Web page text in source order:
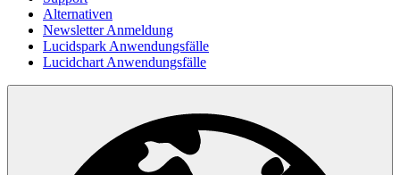
Alternativen
Newsletter Anmeldung
Lucidspark Anwendungsfälle
Lucidchart Anwendungsfälle